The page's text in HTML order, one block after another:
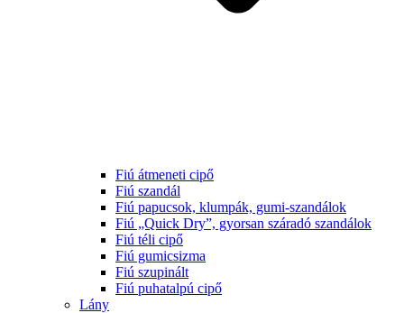
Fiú átmeneti cipő
Fiú szandál
Fiú papucsok, klumpák, gumi-szandálok
Fiú „Quick Dry”, gyorsan száradó szandálok
Fiú téli cipő
Fiú gumicsizma
Fiú szupinált
Fiú puhatalpú cipő
Lány